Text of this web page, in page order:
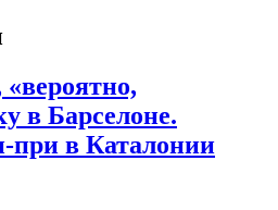
«вероятно,
в Барселоне.
в Каталонии